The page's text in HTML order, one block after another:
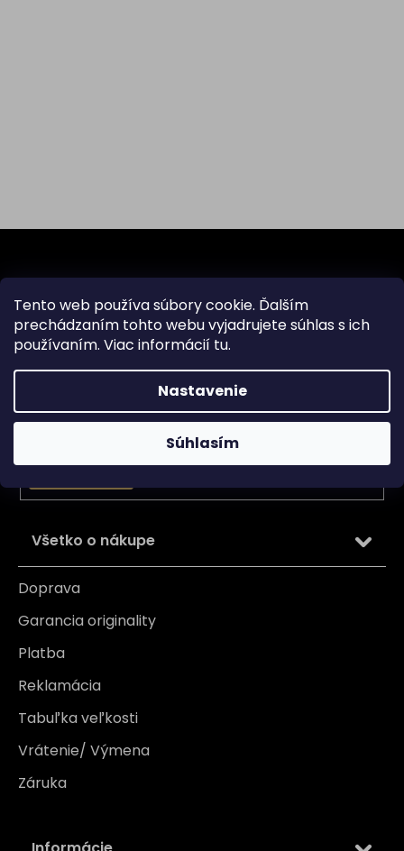
Tento web používa súbory cookie. Ďalším
prechádzaním tohto webu vyjadrujete súhlas s ich
používaním. Viac informácií tu.
Nastavenie
Súhlasím
p
Odoberať newsletter
Vložte svoj e-mail a my Vám budeme zasielať informácie
o nových produktoch na našom e-shope.
Email
Vložením e-mailu súhlasíte s
podmienkami ochrany
Všetko o nákupe
Doprava
Garancia originality
Platba
Reklamácia
Tabuľka veľkosti
Vrátenie/ Výmena
Záruka